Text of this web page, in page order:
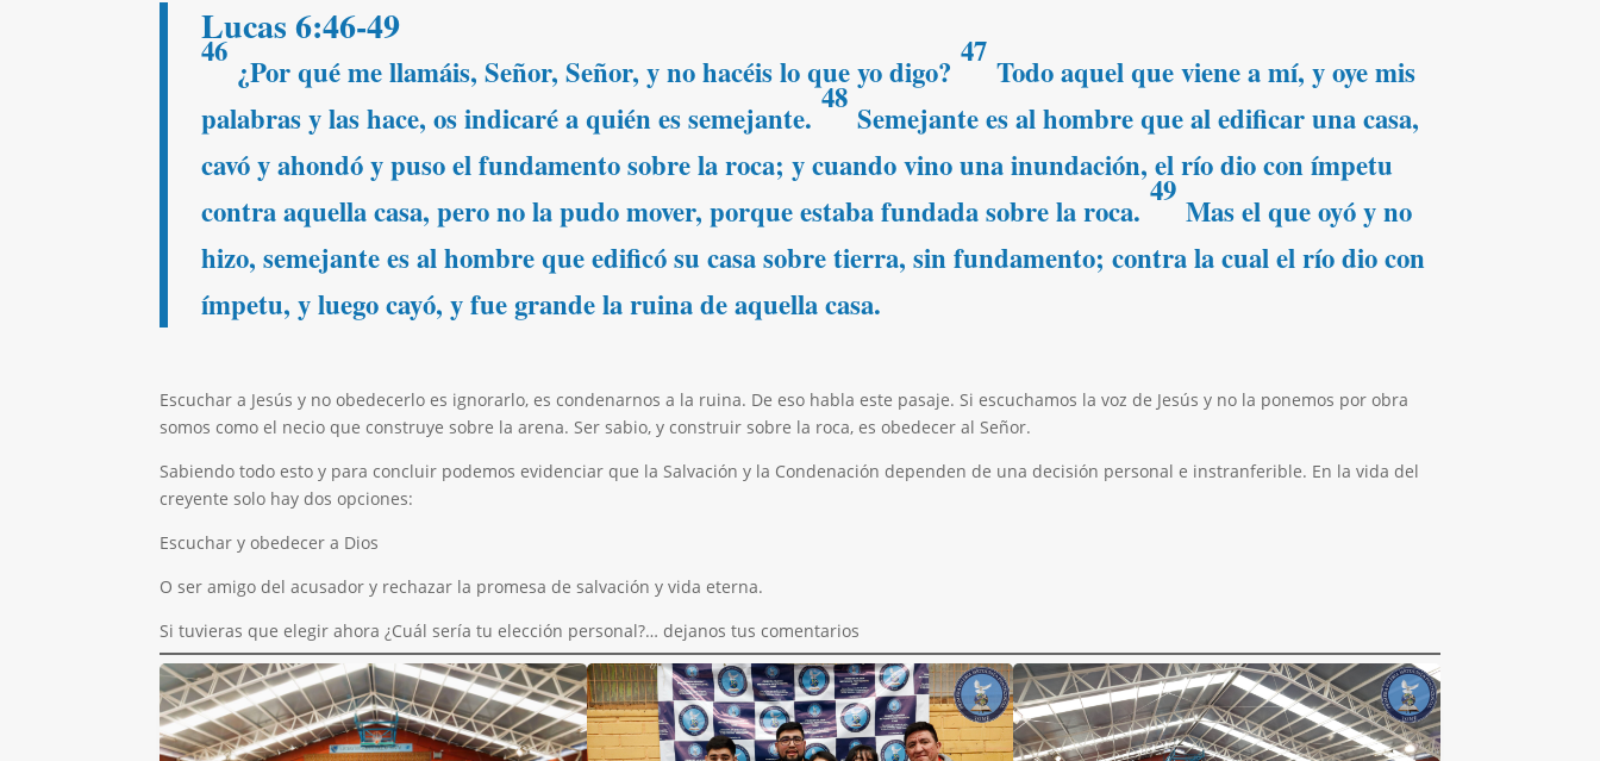
Lucas 6:46-49
46
¿Por qué me llamáis, Señor, Señor, y no hacéis lo que yo digo?
47
Todo aquel que viene a mí, y oye mis
palabras y las hace, os indicaré a quién es semejante.
48
Semejante es al hombre que al edificar una casa,
cavó y ahondó y puso el fundamento sobre la roca; y cuando vino una inundación, el río dio con ímpetu
contra aquella casa, pero no la pudo mover, porque estaba fundada sobre la roca.
49
Mas el que oyó y no
hizo, semejante es al hombre que edificó su casa sobre tierra, sin fundamento; contra la cual el río dio con
ímpetu, y luego cayó, y fue grande la ruina de aquella casa.
Escuchar a Jesús y no obedecerlo es ignorarlo, es condenarnos a la ruina. De eso habla este pasaje. Si escuchamos la voz de Jesús y no la ponemos por obra
somos como el necio que construye sobre la arena. Ser sabio, y construir sobre la roca, es obedecer al Señor.
Sabiendo todo esto y para concluir podemos evidenciar que la Salvación y la Condenación dependen de una decisión personal e instranferible. En la vida del
creyente solo hay dos opciones:
Escuchar y obedecer a Dios
O ser amigo del acusador y rechazar la promesa de salvación y vida eterna.
Si tuvieras que elegir ahora ¿Cuál sería tu elección personal?… dejanos tus comentarios